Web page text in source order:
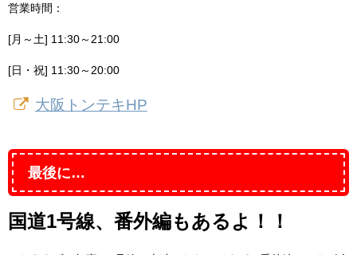
営業時間：
[月～土] 11:30～21:00
[日・祝] 11:30～20:00
大阪トンテキHP
最後に…
国道1号線、番外編もあるよ！！